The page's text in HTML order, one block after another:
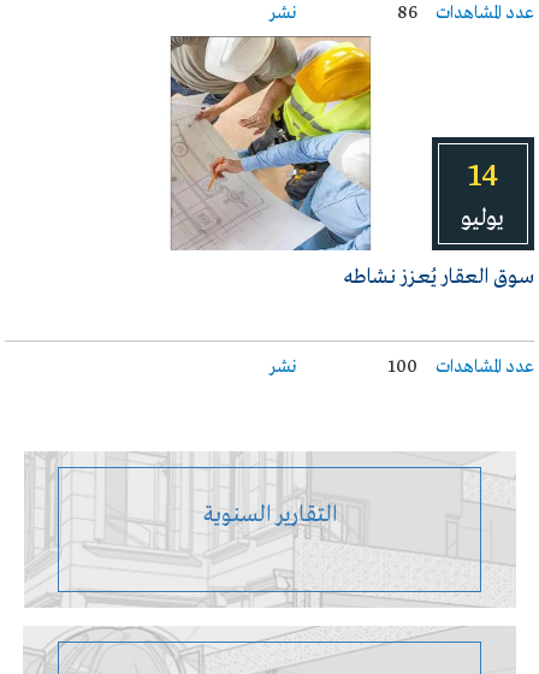
نشر عدد المشاهدات 86
14
يوليو
سـوق العقـار يُعـزز نـشاطه
نشر عدد المشاهدات 100
التقارير السنوية